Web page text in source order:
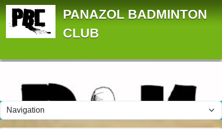
PANAZOL BADMINTON
CLUB
Panneau de gestion des cookies